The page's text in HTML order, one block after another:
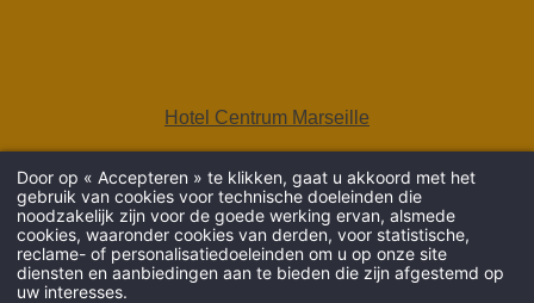
Hotel Centrum Marseille
AANKOMST
Door op « Accepteren » te klikken, gaat u akkoord met het
gebruik van cookies voor technische doeleinden die
noodzakelijk zijn voor de goede werking ervan, alsmede
cookies, waaronder cookies van derden, voor statistische,
reclame- of personalisatiedoeleinden om u op onze site
diensten en aanbiedingen aan te bieden die zijn afgestemd op
uw interesses.